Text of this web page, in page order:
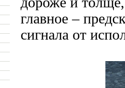
главное –
сигнала от